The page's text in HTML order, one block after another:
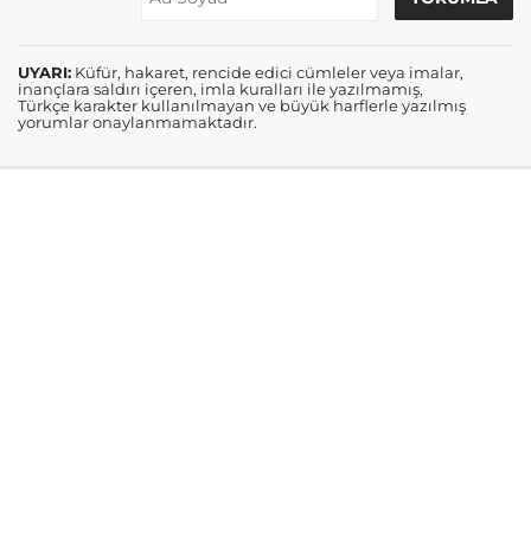
UYARI: Küfür, hakaret, rencide edici cümleler veya imalar,
inançlara saldırı içeren, imla kuralları ile yazılmamış,
Türkçe karakter kullanılmayan ve büyük harflerle yazılmış
yorumlar onaylanmamaktadır.